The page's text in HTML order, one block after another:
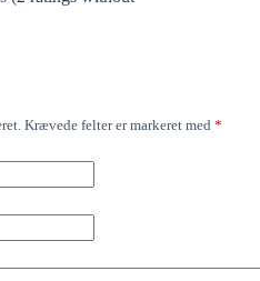
Krævede felter er markeret med *